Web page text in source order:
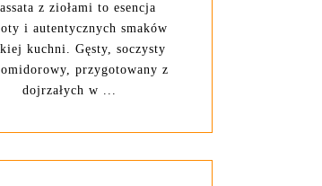
z ziołami to esencja
i autentycznych smaków
kuchni. Gęsty, soczysty
przygotowany z
dojrzałych w ...